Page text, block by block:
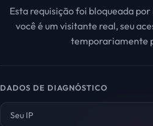
Esta requisição foi bloqueada
você é um visitante real, seu
temporariamente
DADOS DE DIAGNÓSTICO
Seu IP